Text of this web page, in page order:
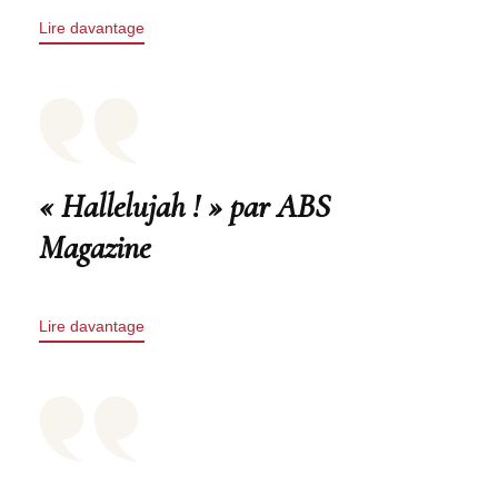
Lire davantage
« Hallelujah ! » par ABS
Magazine
Lire davantage